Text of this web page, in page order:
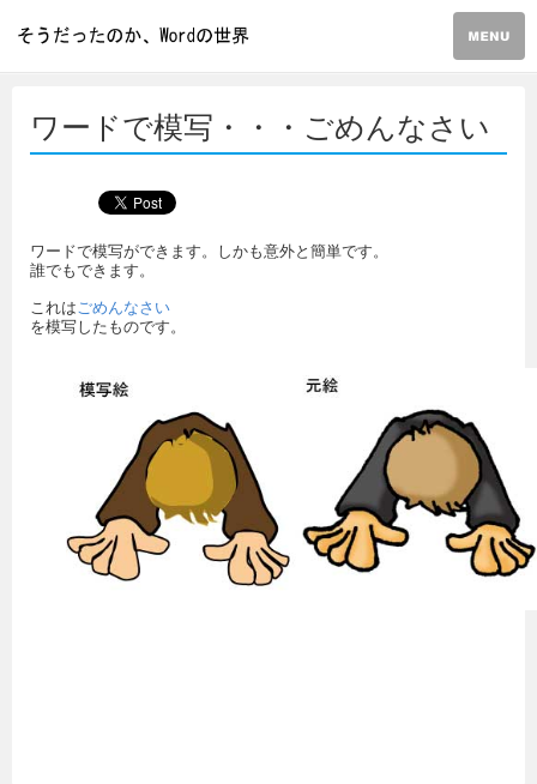
ワードで模写・・・ごめんなさい
ワードで模写ができます。しかも意外と簡単です。
誰でもできます。
これはごめんなさい
を模写したものです。